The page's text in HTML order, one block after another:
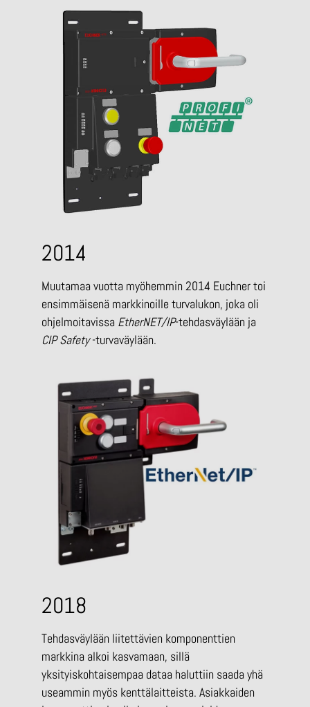
2014
Muutamaa vuotta myöhemmin 2014 Euchner toi
ensimmäisenä markkinoille turvalukon, joka oli
ohjelmoitavissa EtherNET/IP-tehdasväylään ja
CIP Safety-turvaväylään.
2018
Tehdasväylään liitettävien komponenttien
markkina alkoi kasvamaan, sillä
yksityiskohtaisempaa dataa haluttiin saada yhä
useammin myös kenttälaitteista. Asiakkaiden